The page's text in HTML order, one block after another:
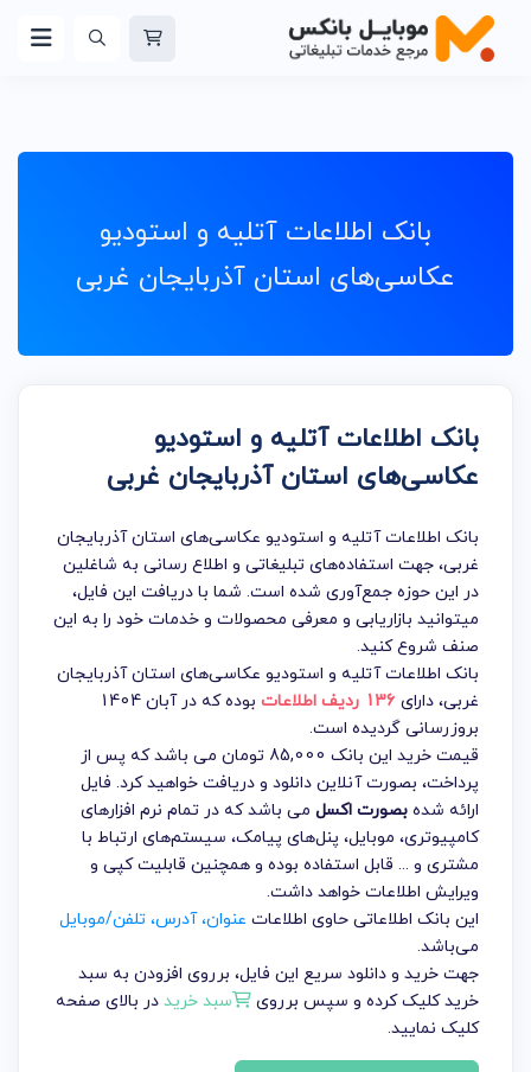
بانک اطلاعات آتلیه و استودیو
عکاسی‌های استان آذربایجان غربی
بانک اطلاعات آتلیه و استودیو
عکاسی‌های استان آذربایجان غربی
بانک اطلاعات آتلیه و استودیو عکاسی‌های استان آذربایجان
غربی، جهت استفاده‌های تبلیغاتی و اطلاع رسانی به شاغلین
در این حوزه جمع‌آوری شده است. شما با دریافت این فایل،
میتوانید بازاریابی و معرفی محصولات و خدمات خود را به این
صنف شروع کنید.
بانک اطلاعات آتلیه و استودیو عکاسی‌های استان آذربایجان
غربی، دارای 136 ردیف اطلاعات
بوده که در آبان 1404
بروزرسانی گردیده است.
قیمت خرید این بانک 85,000 تومان می باشد که پس از
پرداخت، بصورت آنلاین دانلود و دریافت خواهید کرد. فایل
ارائه شدهبصورت اکسل می باشد که در تمام نرم افزارهای
کامپیوتری، موبایل، پنل‌های پیامک، سیستم‌های ارتباط با
مشتری و ... قابل استفاده بوده و همچنین قابلیت کپی و
ویرایش اطلاعات خواهد داشت.
این بانک اطلاعاتی حاوی اطلاعات عنوان، آدرس، تلفن/موبایل
می‌باشد.
جهت خرید و دانلود سریع این فایل، برروی افزودن به سبد
خرید کلیک کرده و سپس برروی
سبد خریددر بالای صفحه
کلیک نمایید.